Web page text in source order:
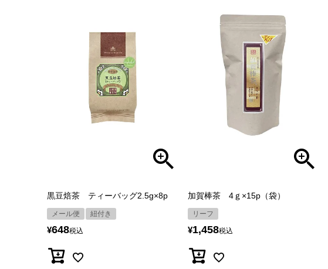
黒豆焙茶 ティーバッグ2.5g×8p
メール便 紐付き
¥648税込
加賀棒茶 4ｇ×15p（袋）
リーフ
¥1,458税込